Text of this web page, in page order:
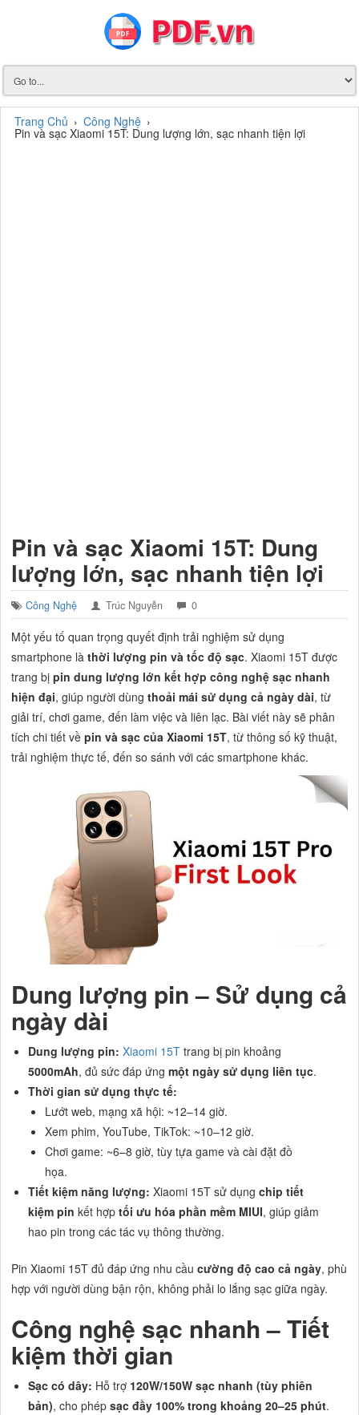
Trang Chủ › Công Nghệ ›
Pin và sạc Xiaomi 15T: Dung lượng lớn, sạc nhanh tiện lợi
Pin và sạc Xiaomi 15T: Dung
lượng lớn, sạc nhanh tiện lợi
Công Nghệ Trúc Nguyễn 0
Một yếu tố quan trọng quyết định trải nghiệm sử dụng
smartphone làthời lượng pin và tốc độ sạc. Xiaomi 15T được
trang bịpin dung lượng lớn kết hợp công nghệ sạc nhanh
hiện đại, giúp người dùngthoải mái sử dụng cả ngày dài, từ
giải trí, chơi game, đến làm việc và liên lạc. Bài viết này sẽ phân
tích chi tiết vềpin và sạc của Xiaomi 15T, từ thông số kỹ thuật,
trải nghiệm thực tế, đến so sánh với các smartphone khác.
Dung lượng pin – Sử dụng cả
ngày dài
Dung lượng pin: Xiaomi 15T trang bị pin khoảng
5000mAh, đủ sức đáp ứngmột ngày sử dụng liên tục.
Thời gian sử dụng thực tế:
Lướt web, mạng xã hội: ~12–14 giờ.
Xem phim, YouTube, TikTok: ~10–12 giờ.
Chơi game: ~6–8 giờ, tùy tựa game và cài đặt đồ
họa.
Tiết kiệm năng lượng: Xiaomi 15T sử dụngchip tiết
kiệm pin kết hợptối ưu hóa phần mềm MIUI, giúp giảm
hao pin trong các tác vụ thông thường.
Pin Xiaomi 15T đủ đáp ứng nhu cầucường độ cao cả ngày, phù
hợp với người dùng bận rộn, không phải lo lắng sạc giữa ngày.
Công nghệ sạc nhanh – Tiết
kiệm thời gian
Sạc có dây: Hỗ trợ 120W/150W sạc nhanh (tùy phiên
bản), cho phépsạc đầy 100% trong khoảng 20–25 phút.